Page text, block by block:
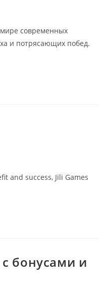
современных
и потрясающих побед.
and success, Jili Games
бонусами и